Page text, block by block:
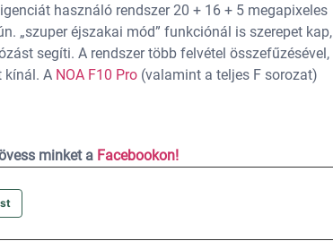
használó rendszer 20 + 16 + 5 megapixeles
„szuper éjszakai mód” funkciónál is szerepet kap,
segíti. A rendszer több felvétel összefűzésével,
kínál. A NOA F10 Pro (valamint a teljes F sorozat)
minket a Facebookon!